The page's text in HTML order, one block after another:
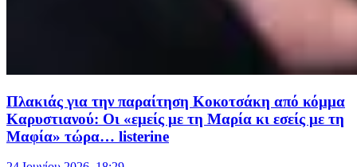
Πλακιάς για την παραίτηση Κοκοτσάκη από κόμμα
Καρυστιανού: Οι «εμείς με τη Μαρία κι εσείς με τη
Μαφία» τώρα… listerine